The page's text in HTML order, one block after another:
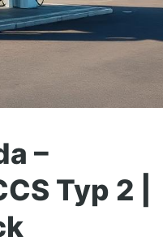
–
Typ 2 |